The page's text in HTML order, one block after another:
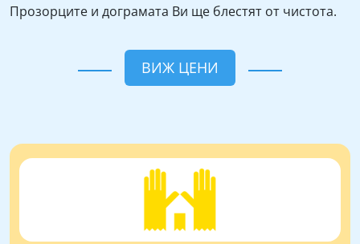
Прозорците и дограмата Ви ще блестят от чистота.
ВИЖ ЦЕНИ